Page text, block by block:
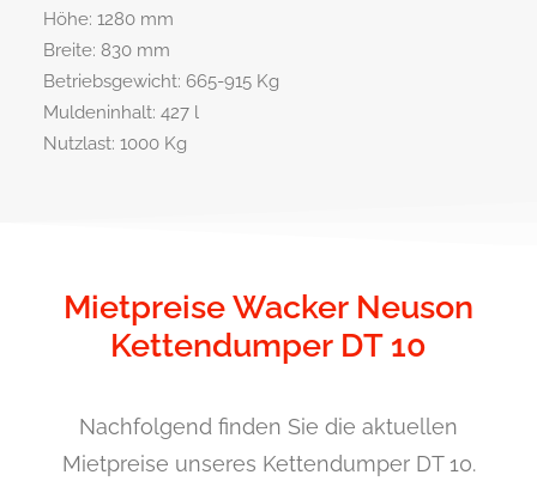
Höhe: 1280 mm
Breite: 830 mm
Betriebsgewicht: 665-915 Kg
Muldeninhalt: 427 l
Nutzlast: 1000 Kg
Mietpreise Wacker Neuson
Kettendumper DT 10
Nachfolgend finden Sie die aktuellen
Mietpreise unseres Kettendumper DT 10.